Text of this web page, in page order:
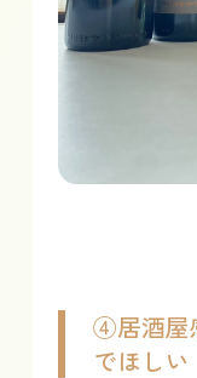
④居酒屋
でほしい